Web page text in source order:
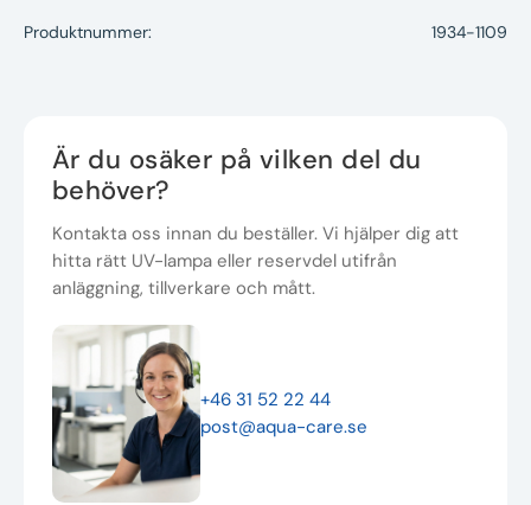
Produktnummer: 1934-1109
Är du osäker på vilken del du
behöver?
Kontakta oss innan du beställer. Vi hjälper dig att
hitta rätt UV-lampa eller reservdel utifrån
anläggning, tillverkare och mått.
+46 31 52 22 44
post@aqua-care.se